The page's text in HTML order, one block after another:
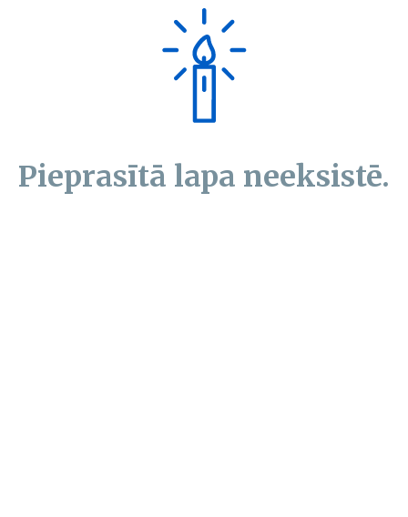
Pieprasītā lapa neeksistē.